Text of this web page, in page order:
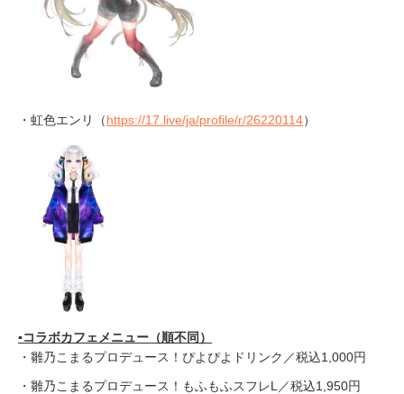
・虹色エンリ（https://17.live/ja/profile/r/26220114）
▪️コラボカフェメニュー（順不同）
・雛乃こまるプロデュース！ぴよぴよドリンク／税込1,000円
・雛乃こまるプロデュース！もふもふスフレL／税込1,950円